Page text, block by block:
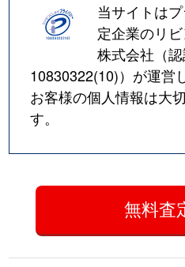
当サイトは
定企業のリ
株式会社（認
10830322(10)）が運営
お客様の個人情報は大
す。